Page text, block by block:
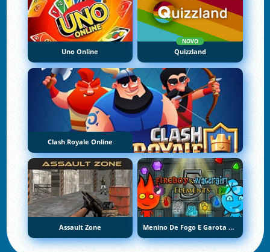
Uno Online
NOVO
Quizzland
Clash Royale Online
Assault Zone Menino De Fogo E Garota De Água 5: Elementos